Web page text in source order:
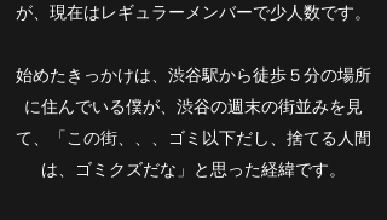
が、現在はレギュラーメンバーで少人数です。
始めたきっかけは、渋谷駅から徒歩５分の場所
に住んでいる僕が、渋谷の週末の街並みを見
て、「この街、、、ゴミ以下だし、捨てる人間
は、ゴミクズだな」と思った経緯です。